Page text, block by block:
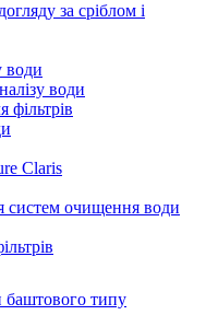
за сріблом і
води
води
фільтрів
Claris
систем очищення води
баштового типу